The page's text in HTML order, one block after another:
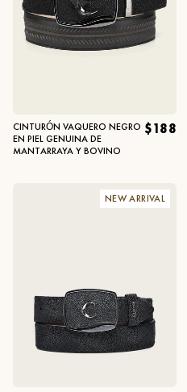
CINTURÓN VAQUERO NEGRO
EN PIEL GENUINA DE
MANTARRAYA Y BOVINO
$188
NEW ARRIVAL